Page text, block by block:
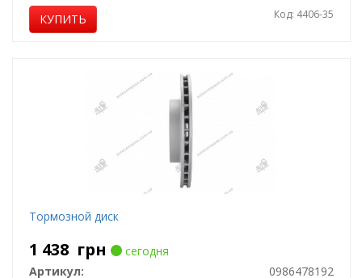
КУПИТЬ Код: 4406-35
Тормозной диск
1 438 грн
сегодня
Артикул:
0986478192